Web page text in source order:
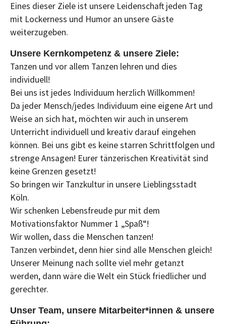
Eines dieser Ziele ist unsere Leidenschaft jeden Tag
mit Lockerness und Humor an unsere Gäste
weiterzugeben.
Unsere Kernkompetenz & unsere Ziele:
Tanzen und vor allem Tanzen lehren und dies
individuell!
Bei uns ist jedes Individuum herzlich Willkommen!
Da jeder Mensch/jedes Individuum eine eigene Art und
Weise an sich hat, möchten wir auch in unserem
Unterricht individuell und kreativ darauf eingehen
können. Bei uns gibt es keine starren Schrittfolgen und
strenge Ansagen! Eurer tänzerischen Kreativität sind
keine Grenzen gesetzt!
So bringen wir Tanzkultur in unsere Lieblingsstadt
Köln.
Wir schenken Lebensfreude pur mit dem
Motivationsfaktor Nummer 1 „Spaß“!
Wir wollen, dass die Menschen tanzen!
Tanzen verbindet, denn hier sind alle Menschen gleich!
Unserer Meinung nach sollte viel mehr getanzt
werden, dann wäre die Welt ein Stück friedlicher und
gerechter.
Unser Team, unsere Mitarbeiter*innen & unsere